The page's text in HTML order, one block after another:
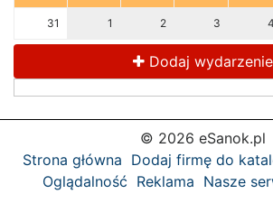
31 1 2 3 4
Dodaj wydarzenie
© 2026 eSanok.pl
Strona główna Dodaj firmę do
Oglądalność Reklama Nasze